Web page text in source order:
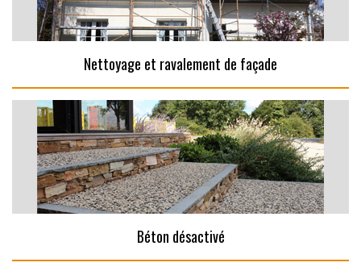
Nettoyage et ravalement de façade
Béton désactivé